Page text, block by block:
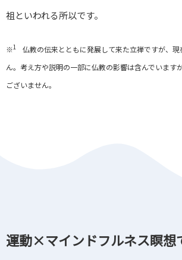
祖といわれる所以です。
※1 仏教の伝来とともに発展して来た立禅ですが、
ん。考え方や説明の一部に仏教の影響は含んでいます
ございません。
運動×マインドフルネス瞑想